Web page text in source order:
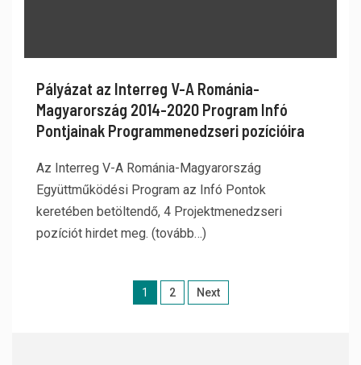
Pályázat az Interreg V-A Románia-
Magyarország 2014-2020 Program Infó
Pontjainak Programmenedzseri pozícióira
Az Interreg V-A Románia-Magyarország
Együttműködési Program az Infó Pontok
keretében betöltendő, 4 Projektmenedzseri
pozíciót hirdet meg. (tovább…)
1 2 Next